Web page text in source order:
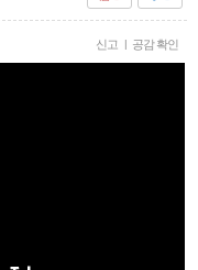
신고 | 공감 확인